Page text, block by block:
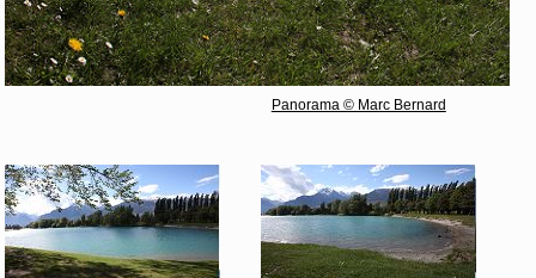
Panorama © Marc Bernard